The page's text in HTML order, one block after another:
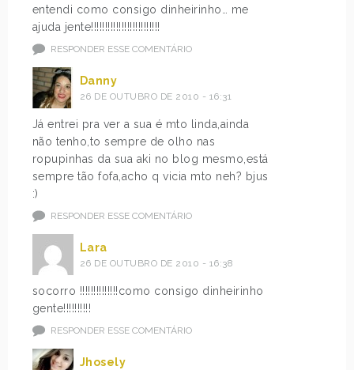
entendi como consigo dinheirinho… me
ajuda jente!!!!!!!!!!!!!!!!!!!!!!!!!
RESPONDER ESSE COMENTÁRIO
Danny
26 DE OUTUBRO DE 2010 - 16:31
Já entrei pra ver a sua é mto linda,ainda
não tenho,to sempre de olho nas
ropupinhas da sua aki no blog mesmo,está
sempre tão fofa,acho q vicia mto neh? bjus
:)
RESPONDER ESSE COMENTÁRIO
Lara
26 DE OUTUBRO DE 2010 - 16:38
socorro !!!!!!!!!!!!!!como consigo dinheirinho
gente!!!!!!!!!!
RESPONDER ESSE COMENTÁRIO
Jhosely